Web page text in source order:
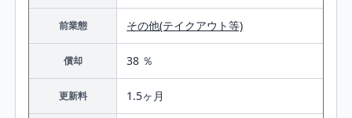
前業態 その他(テイクアウト等)
償却 38 ％
更新料 1.5ヶ月